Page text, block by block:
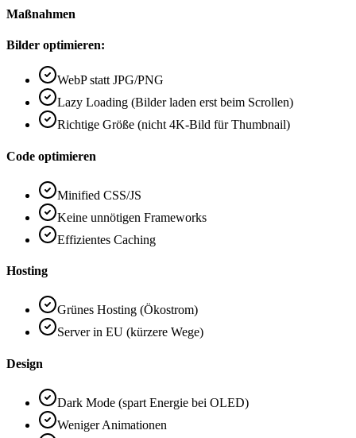
Maßnahmen
Bilder optimieren:
WebP statt JPG/PNG
Lazy Loading (Bilder laden erst beim Scrollen)
Richtige Größe (nicht 4K-Bild für Thumbnail)
Code optimieren
Minified CSS/JS
Keine unnötigen Frameworks
Effizientes Caching
Hosting
Grünes Hosting (Ökostrom)
Server in EU (kürzere Wege)
Design
Dark Mode (spart Energie bei OLED)
Weniger Animationen